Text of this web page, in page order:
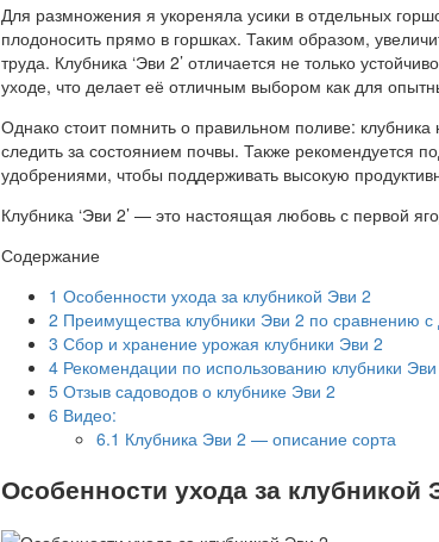
Для размножения я укореняла усики в отдельных
плодоносить прямо в горшках. Таким образом,
труда. Клубника ‘Эви 2’ отличается не только
уходе, что делает её отличным выбором как для
Однако стоит помнить о правильном поливе:
следить за состоянием почвы. Также рекомендуется
удобрениями, чтобы поддерживать высокую
Клубника ‘Эви 2’ — это настоящая любовь с первой
Содержание
1 Особенности ухода за клубникой Эви 2
2 Преимущества клубники Эви 2 по сравнению с
3 Сбор и хранение урожая клубники Эви 2
4 Рекомендации по использованию клубники
5 Отзыв садоводов о клубнике Эви 2
6 Видео:
6.1 Клубника Эви 2 — описание сорта
Особенности ухода за клубникой